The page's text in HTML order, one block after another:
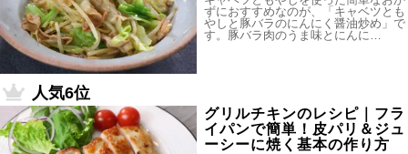
ずにおすすめなのが、「キャベツとも
やしと豚バラのにんにく醤油炒め」で
す。豚バラ肉のうま味とにんに…
人気6位
グリルチキンのレシピ｜フラ
イパンで簡単！皮パリ＆ジュ
ーシーに焼く基本の作り方